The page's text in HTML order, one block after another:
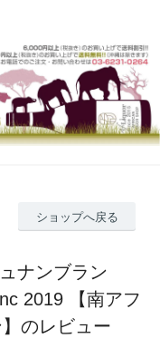
ショップへ戻る
ナンブラン
2019 【南アフ
のレビュー